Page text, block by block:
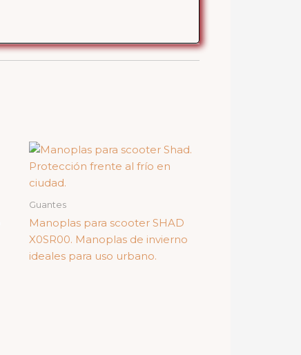
Guantes
Manoplas para scooter SHAD
X0SR00. Manoplas de invierno
ideales para uso urbano.